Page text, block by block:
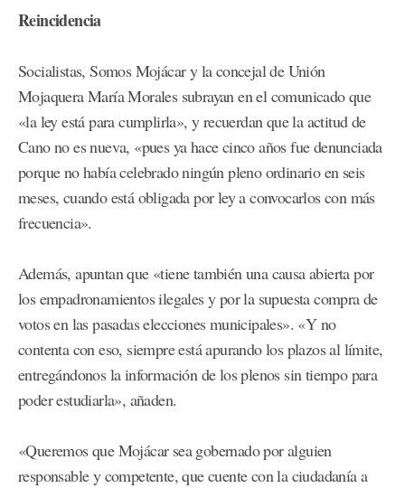
Reincidencia
Socialistas, Somos Mojácar y la concejal de Unión
Mojaquera María Morales subrayan en el comunicado que
«la ley está para cumplirla», y recuerdan que la actitud de
Cano no es nueva, «pues ya hace cinco años fue denunciada
porque no había celebrado ningún pleno ordinario en seis
meses, cuando está obligada por ley a convocarlos con más
frecuencia».
Además, apuntan que «tiene también una causa abierta por
los empadronamientos ilegales y por la supuesta compra de
votos en las pasadas elecciones municipales». «Y no
contenta con eso, siempre está apurando los plazos al límite,
entregándonos la información de los plenos sin tiempo para
poder estudiarla», añaden.
«Queremos que Mojácar sea gobernado por alguien
responsable y competente, que cuente con la ciudadanía a